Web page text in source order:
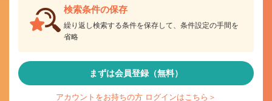
検索条件の保存
繰り返し検索する条件を保存して、条件設定の手間を
省略
まずは会員登録（無料）
アカウントをお持ちの方 ログインはこちら＞